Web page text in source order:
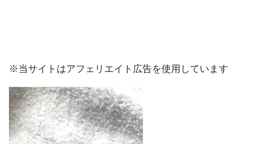
※当サイトはアフェリエイト広告を使用しています